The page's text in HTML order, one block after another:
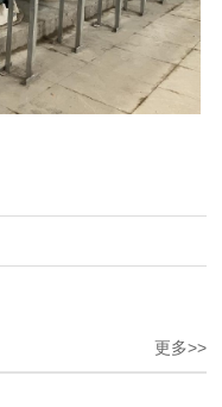
更多>>